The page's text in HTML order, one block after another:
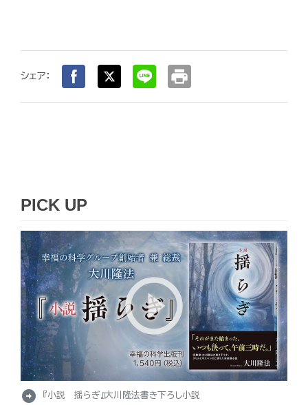
シェア： print
PICK UP
arrow_circle_right 『小説 揺らぎ』大川隆法書き下ろし小説